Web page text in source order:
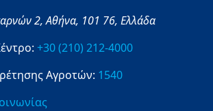
2,Αθήνα, 101 76, Ελλάδα
+30 (210) 212-4000
Αγροτών: 1540